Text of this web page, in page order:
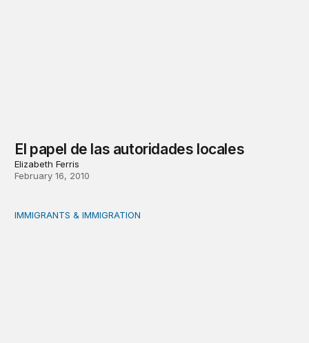
El papel de las autoridades locales
Elizabeth Ferris
February 16, 2010
Los desplazamientos internos y la mediación por la paz
IMMIGRANTS & IMMIGRATION